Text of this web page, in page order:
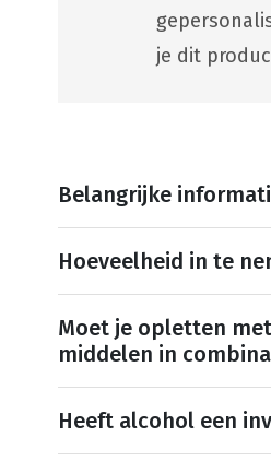
je dit
Belangrijke
Hoeveelheid in te
Moet je opletten
middelen in
Heeft alcohol een